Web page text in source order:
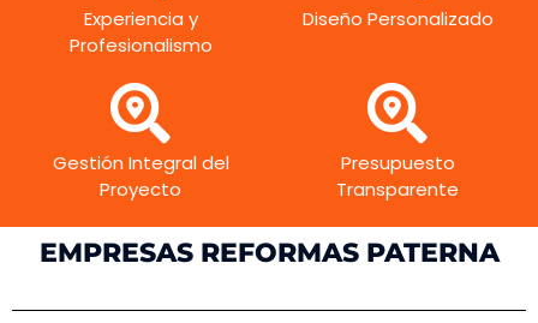
Experiencia y
Profesionalismo
Diseño Personalizado
Gestión Integral del
Proyecto
Presupuesto
Transparente
EMPRESAS REFORMAS PATERNA